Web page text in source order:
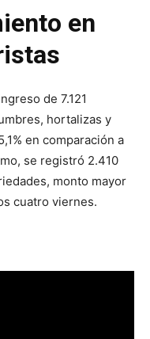
en
de 7.121
hortalizas y
en comparación a
se registró 2.410
monto mayor
cuatro viernes.